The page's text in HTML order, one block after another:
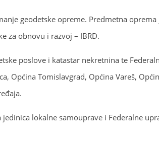
geodetske opreme. Predmetna oprema
za obnovu i razvoj – IBRD.
poslove i katastar nekretnina te
Općina Tomislavgrad, Općina Vareš,
lokalne samouprave i Federalne